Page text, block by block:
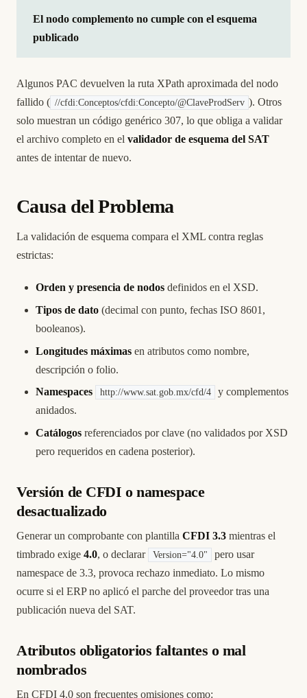
El nodo complemento no cumple con el esquema
publicado
Algunos PAC devuelven la ruta XPath aproximada del nodo
fallido ( //cfdi:Conceptos/cfdi:Concepto/@ClaveProdServ ). Otros
solo muestran un código genérico 307, lo que obliga a validar
el archivo completo en el validador de esquema del SAT
antes de intentar de nuevo.
Causa del Problema
La validación de esquema compara el XML contra reglas
estrictas:
Orden y presencia de nodos definidos en el XSD.
Tipos de dato (decimal con punto, fechas ISO 8601,
booleanos).
Longitudes máximas en atributos como nombre,
descripción o folio.
Namespaces
http://www.sat.gob.mx/cfd/4
y complementos
anidados.
Catálogos referenciados por clave (no validados por XSD
pero requeridos en cadena posterior).
Versión de CFDI o namespace
desactualizado
Generar un comprobante con plantilla CFDI 3.3 mientras el
timbrado exige 4.0, o declarar Version="4.0"
pero usar
namespace de 3.3, provoca rechazo inmediato. Lo mismo
ocurre si el ERP no aplicó el parche del proveedor tras una
publicación nueva del SAT.
Atributos obligatorios faltantes o mal
nombrados
En CFDI 4.0 son frecuentes omisiones como: